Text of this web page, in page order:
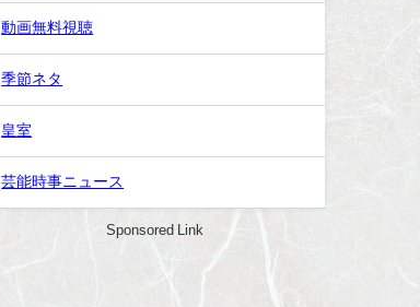
動画無料視聴
季節ネタ
皇室
芸能時事ニュース
Sponsored Link